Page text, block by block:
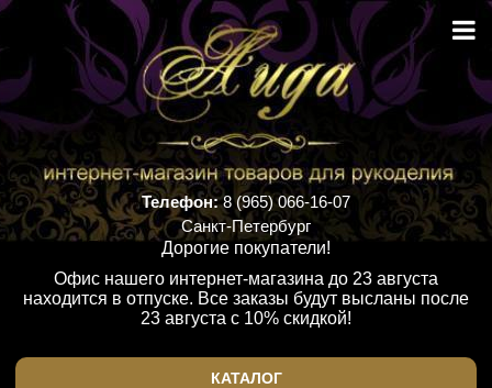
Телефон:8 (965) 066-16-07
Санкт-Петербург
Дорогие покупатели!
Офис нашего интернет-магазина до 23 августа
находится в отпуске. Все заказы будут высланы после
23 августа с 10% скидкой!
КАТАЛОГ